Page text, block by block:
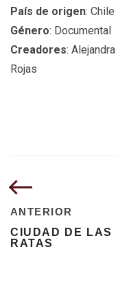
País de origen: Chile
Género: Documental
Creadores:
Rojas
ANTERIOR
CIUDAD DE LAS
RATAS